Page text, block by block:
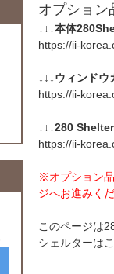
オプション
↓↓↓本体
https://ii-
↓↓↓ウィンドウ
https://ii-
↓↓↓280
https://ii-
※オプション
ジへお進みく
このページは
シェルターは